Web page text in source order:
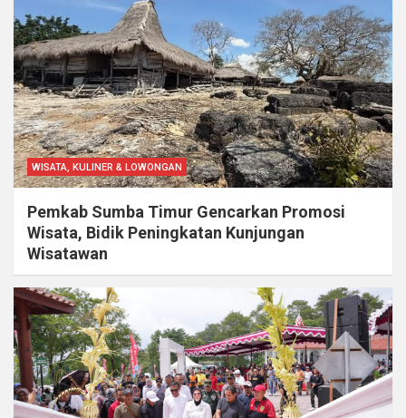
WISATA, KULINER & LOWONGAN
Pemkab Sumba Timur Gencarkan Promosi
Wisata, Bidik Peningkatan Kunjungan
Wisatawan